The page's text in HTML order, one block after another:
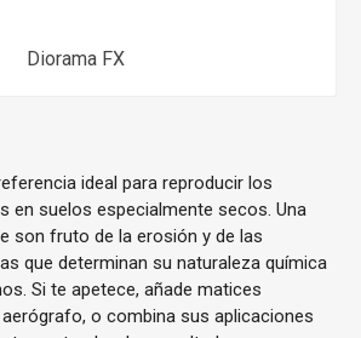
Diorama FX
ideal para reproducir los
en suelos especialmente secos. Una
son fruto de la erosión y de las
que determinan su naturaleza química
Si te apetece, añade matices
o combina sus aplicaciones